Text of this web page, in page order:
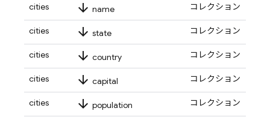
cities arrow_downward name コレクション
cities arrow_downward state コレクション
cities arrow_downward country コレクション
cities arrow_downward capital コレクション
cities arrow_downward population コレクション